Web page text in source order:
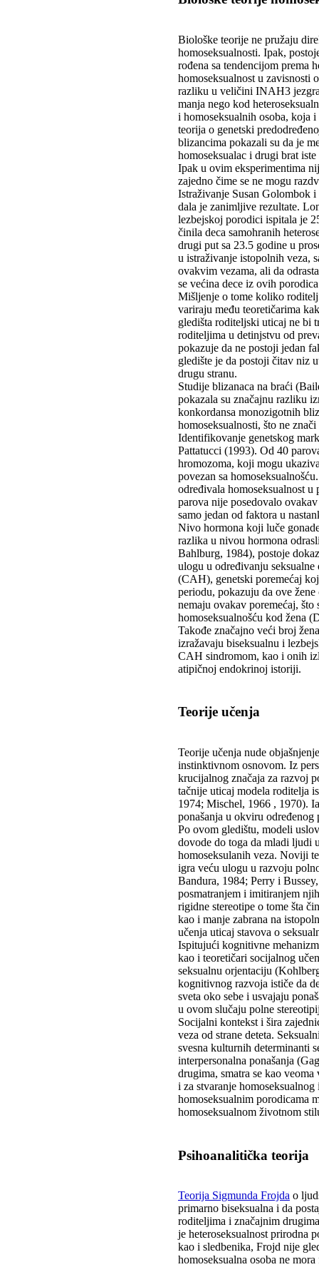
Biološke teorije ne pružaju
homoseksualnosti. Ipak,
rođena sa tendencijom prema
homoseksualnost u zavisnosti
razliku u veličini INAH3 jezgra
manja nego kod
i homoseksualnih osoba, koja
teorija o genetski
blizancima pokazali su da je
homoseksualac i drugi brat
Ipak u ovim eksperimentima
zajedno čime se ne mogu
Istraživanje Susan Golombok
dala je zanimljive rezultate.
lezbejskoj porodici ispitala je
činila deca samohranih
drugi put sa 23.5 godine u
u istraživanje istopolnih veza,
ovakvim vezama, ali da
se većina dece iz ovih
Mišljenje o tome koliko
variraju među teoretičarima
gledišta roditeljski uticaj ne bi
roditeljima u detinjstvu od
pokazuje da ne postoji jedan
gledište je da postoji čitav niz
drugu stranu.
Studije blizanaca na braći
pokazala su značajnu razliku
konkordansa monozigotnih
homoseksualnosti, što ne
Identifikovanje genetskog
Pattatucci (1993). Od 40
hromozoma, koji mogu
povezan sa
određivala homoseksualnost u
parova nije posedovalo
samo jedan od faktora u
Nivo hormona koji luče
razlika u nivou hormona
Bahlburg, 1984), postoje
ulogu u određivanju
(CAH), genetski poremećaj
periodu, pokazuju da ove
nemaju ovakav poremećaj, što
homoseksualnošću kod žena
Takođe značajno veći broj
izražavaju biseksualnu i
CAH sindromom, kao i onih
atipičnoj endokrinoj istoriji.
Teorije učenja
Teorije učenja nude
instinktivnom osnovom. Iz
krucijalnog značaja za razvoj
tačnije uticaj modela roditelja
1974; Mischel, 1966 , 1970).
ponašanja u okviru
Po ovom gledištu, modeli
dovode do toga da mladi ljudi
homoseksulanih veza. Noviji
igra veću ulogu u razvoju
Bandura, 1984; Perry i
posmatranjem i imitiranjem
rigidne stereotipe o tome šta
kao i manje zabrana na
učenja uticaj stavova o
Ispitujući kognitivne
kao i teoretičari socijalnog
seksualnu orjentaciju
kognitivnog razvoja ističe da
sveta oko sebe i usvajaju
u ovom slučaju polne
Socijalni kontekst i šira
veza od strane deteta.
svesna kulturnih determinanti
interpersonalna ponašanja
drugima, smatra se kao
i za stvaranje
homoseksualnim porodicama
homoseksualnom životnom
Psihoanalitička teorija
Teorija Sigmunda Frojda o
primarno biseksualna i da
roditeljima i značajnim
je heteroseksualnost prirodna
kao i sledbenika, Frojd nije
homoseksualna osoba ne